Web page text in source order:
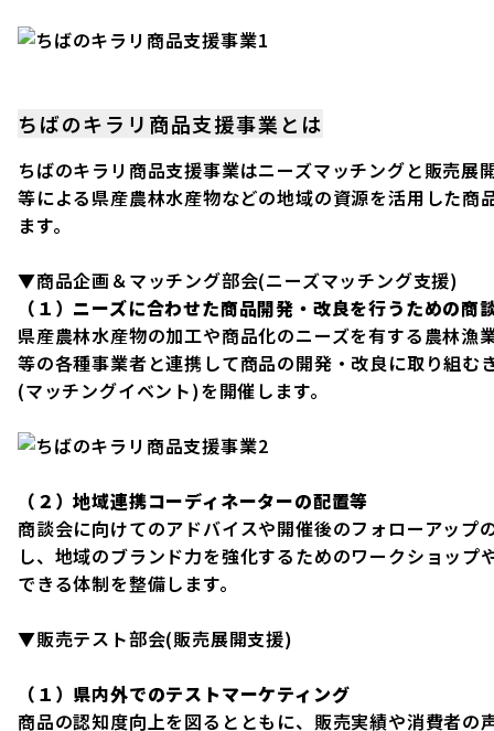
ちばのキラリ商品支援事業とは
ちばのキラリ商品支援事業はニーズマッチングと販売展
等による県産農林水産物などの地域の資源を活用した商
ます。
▼商品企画＆マッチング部会(ニーズマッチング支援)
（１）ニーズに合わせた商品開発・改良を行うための商
県産農林水産物の加工や商品化のニーズを有する農林漁
等の各種事業者と連携して商品の開発・改良に取り組む
(マッチングイベント)を開催します。
（２）地域連携コーディネーターの配置等
商談会に向けてのアドバイスや開催後のフォローアップ
し、地域のブランド力を強化するためのワークショップ
できる体制を整備します。
▼販売テスト部会(販売展開支援)
（１）県内外でのテストマーケティング
商品の認知度向上を図るとともに、販売実績や消費者の